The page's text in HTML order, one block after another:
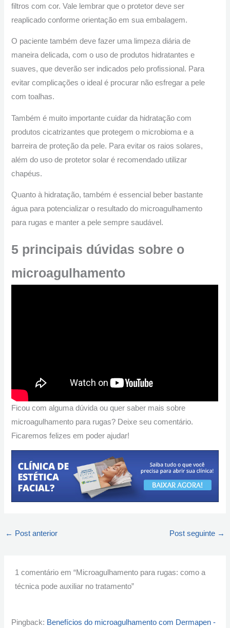
filtros com cor. Vale lembrar que o protetor deve ser
reaplicado conforme orientação em sua embalagem.
O paciente também deve fazer uma limpeza diária de
maneira delicada, com o uso de produtos hidratantes e
suaves, que deverão ser indicados pelo profissional. Para
evitar complicações o ideal é procurar não esfregar a pele
com toalhas.
Também é muito importante cuidar da hidratação com
produtos cicatrizantes que protegem o microbioma e a
barreira de proteção da pele. Para evitar os raios solares,
além do uso de protetor solar é recomendado utilizar
chapéus.
Quanto à hidratação, também é essencial beber bastante
água para potencializar o resultado do microagulhamento
para rugas e manter a pele sempre saudável.
5 principais dúvidas sobre o
microagulhamento
Ficou com alguma dúvida ou quer saber mais sobre
microagulhamento para rugas? Deixe seu comentário.
Ficaremos felizes em poder ajudar!
← Post anterior Post seguinte →
1 comentário em “Microagulhamento para rugas: como a
técnica pode auxiliar no tratamento”
Pingback: Benefícios do microagulhamento com Dermapen -